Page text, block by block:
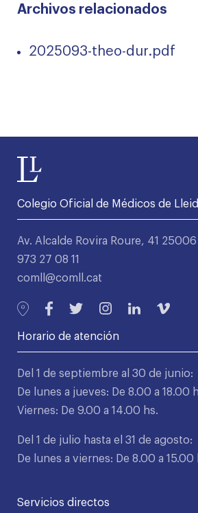
Archivos relacionados
2025093-theo-dur.pdf
Colegio Oficial de Médicos de
Av. Alcalde Rovira Roure, 41
973 27 08 11
comll@comll.cat
Horario de atención
Del 1 de septiembre al 30 de junio:
De lunes a jueves: De 8.00 a 18.00
Viernes: De 9.00 a 14.00 hs.
Del 1 de julio hasta el 31 de agosto:
De lunes a viernes: De 8.00 a 15.00
Servicios directos